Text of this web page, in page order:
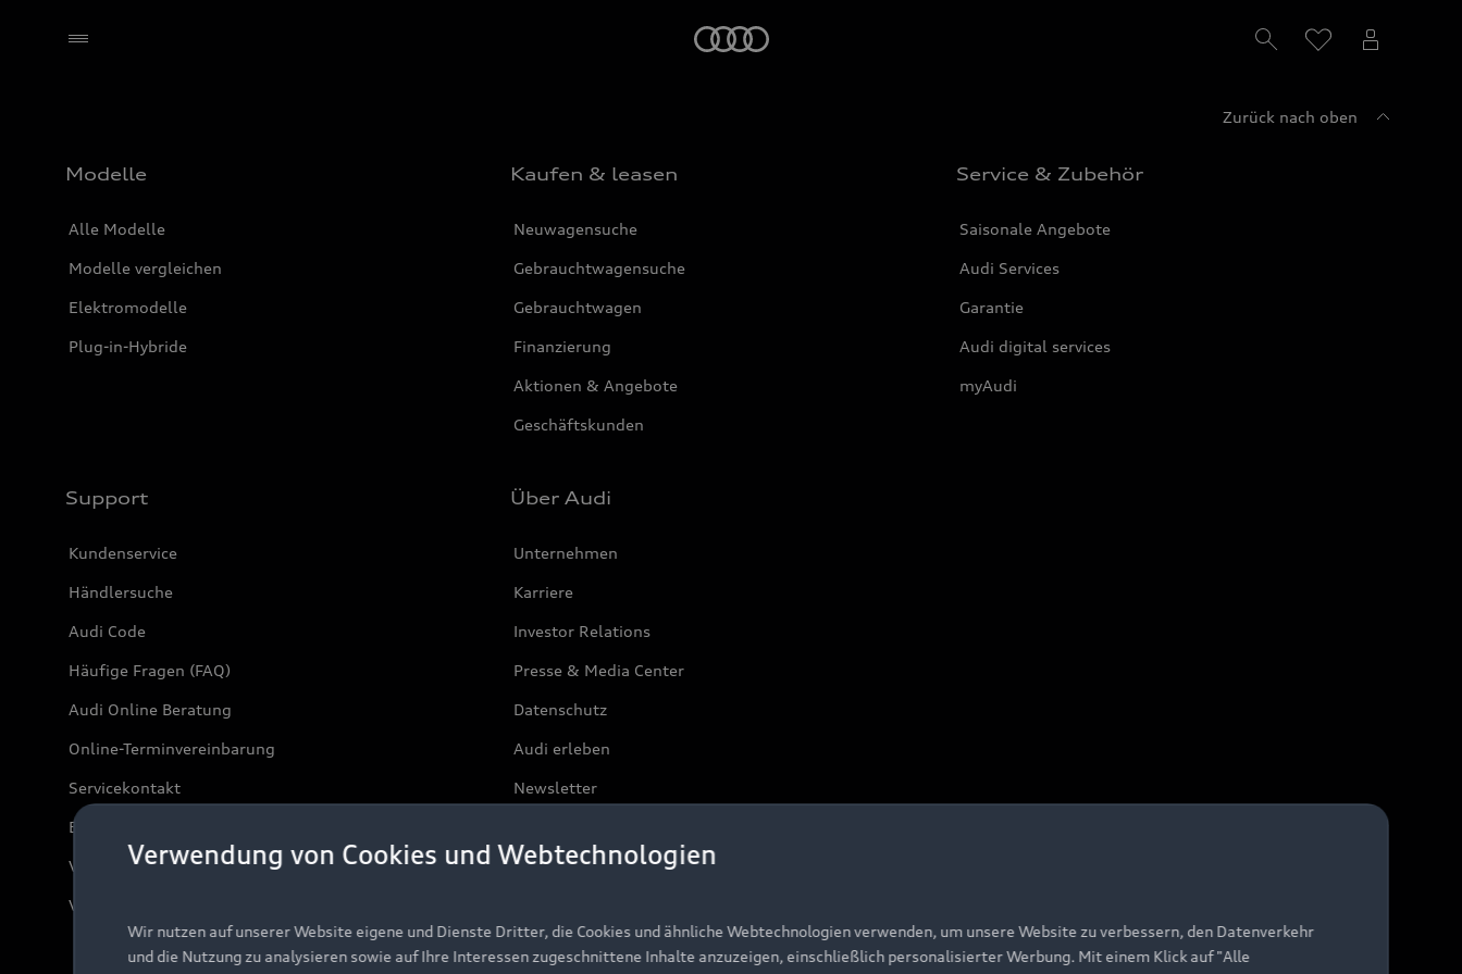
Zurück nach oben
Modelle
Alle Modelle
Modelle vergleichen
Elektromodelle
Plug-in-Hybride
Kaufen & leasen
Neuwagensuche
Gebrauchtwagensuche
Gebrauchtwagen
Finanzierung
Aktionen & Angebote
Geschäftskunden
Service & Zubehör
Saisonale Angebote
Audi Services
Garantie
Audi digital services
myAudi
Support
Kundenservice
Händlersuche
Audi Code
Häufige Fragen (FAQ)
Audi Online Beratung
Online-Terminvereinbarung
Servicekontakt
Bordbuch & Bedienungsanleitungen
Verträge kündigen
Vertrag widerrufen
Über Audi
Unternehmen
Karriere
Investor Relations
Presse & Media Center
Datenschutz
Audi erleben
Newsletter
Verwendung von Cookies und Webtechnologien
Wir nutzen auf unserer Website eigene und Dienste Dritter, die Cookies und ähnliche Webtechnologien verwenden, um unsere Website zu verbessern, den Datenverkehr
und die Nutzung zu analysieren sowie auf Ihre Interessen zugeschnittene Inhalte anzuzeigen, einschließlich personalisierter Werbung. Mit einem Klick auf "Alle